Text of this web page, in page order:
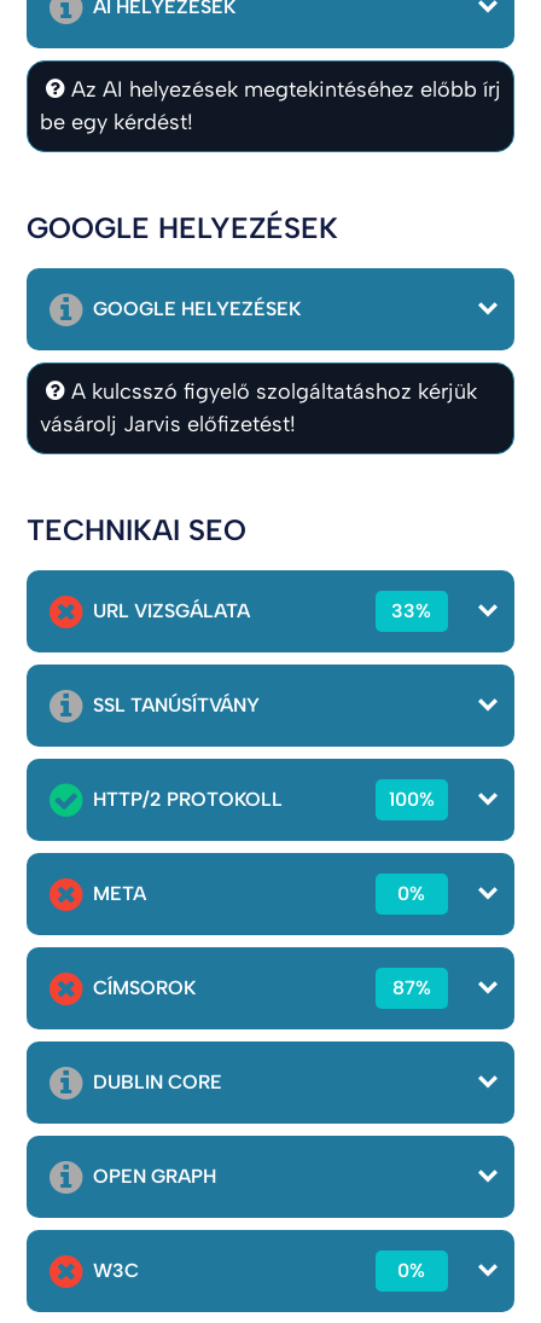
AI HELYEZÉSEK
Az AI helyezések megtekintéséhez előbb írj
be egy kérdést!
GOOGLE HELYEZÉSEK
GOOGLE HELYEZÉSEK
A kulcsszó figyelő szolgáltatáshoz kérjük
vásárolj Jarvis előfizetést!
TECHNIKAI SEO
URL VIZSGÁLATA 33%
SSL TANÚSÍTVÁNY
HTTP/2 PROTOKOLL 100%
META 0%
CÍMSOROK 87%
DUBLIN CORE
OPEN GRAPH
W3C 0%